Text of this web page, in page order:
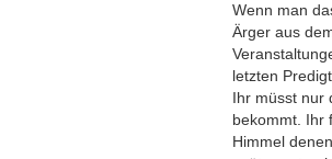
Wenn man
Ärger aus
letzten
Ihr müsst nur
bekommt. Ihr
Himmel